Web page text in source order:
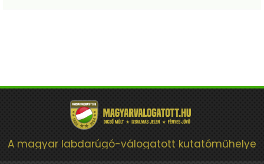
A magyar labdarúgó-válogatott kutatóműhelye